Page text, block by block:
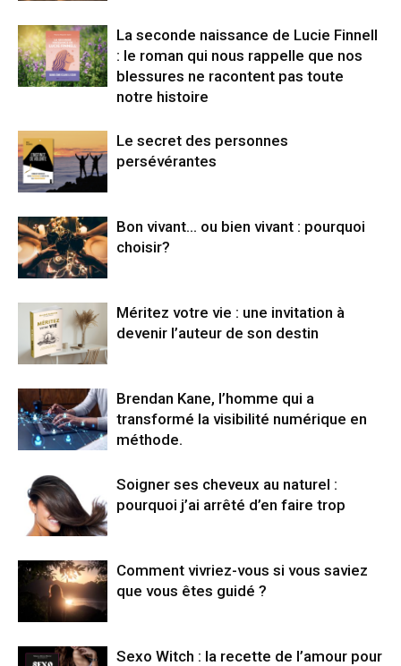
La seconde naissance de Lucie Finnell
: le roman qui nous rappelle que nos
blessures ne racontent pas toute
notre histoire
Le secret des personnes
persévérantes
Bon vivant… ou bien vivant : pourquoi
choisir?
Méritez votre vie : une invitation à
devenir l’auteur de son destin
Brendan Kane, l’homme qui a
transformé la visibilité numérique en
méthode.
Soigner ses cheveux au naturel :
pourquoi j’ai arrêté d’en faire trop
Comment vivriez-vous si vous saviez
que vous êtes guidé ?
Sexo Witch : la recette de l’amour pour